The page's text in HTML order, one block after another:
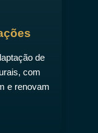
de
com
e renovam